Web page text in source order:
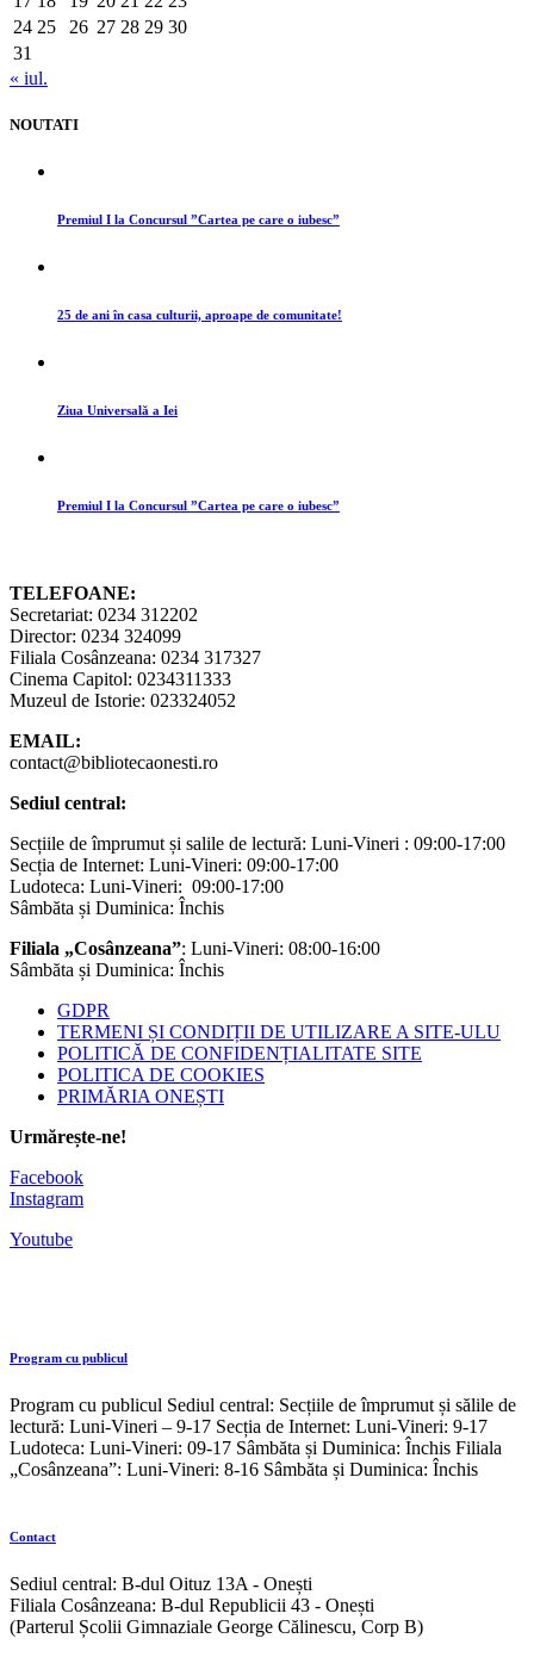
24 25 26 27 28 29 30
31
« iul.
NOUTATI
Premiul I la Concursul ”Cartea pe care o iubesc”
25 de ani în casa culturii, aproape de comunitate!
Ziua Universală a Iei
Premiul I la Concursul ”Cartea pe care o iubesc”
TELEFOANE:
Secretariat: 0234 312202
Director: 0234 324099
Filiala Cosânzeana: 0234 317327
Cinema Capitol: 0234311333
Muzeul de Istorie: 023324052
EMAIL:
contact@bibliotecaonesti.ro
Sediul central:
Secțiile de împrumut și salile de lectură: Luni-Vineri : 09:00-17:00
Secția de Internet: Luni-Vineri: 09:00-17:00
Ludoteca: Luni-Vineri: 09:00-17:00
Sâmbăta și Duminica: Închis
Filiala „Cosânzeana”: Luni-Vineri: 08:00-16:00
Sâmbăta și Duminica: Închis
GDPR
TERMENI ȘI CONDIȚII DE UTILIZARE A SITE-ULU
POLITICĂ DE CONFIDENȚIALITATE SITE
POLITICA DE COOKIES
PRIMĂRIA ONEȘTI
Urmărește-ne!
Facebook
Instagram
Youtube
Program cu publicul
Program cu publicul Sediul central: Secțiile de împrumut și sălile de
lectură: Luni-Vineri – 9-17 Secția de Internet: Luni-Vineri: 9-17
Ludoteca: Luni-Vineri: 09-17 Sâmbăta și Duminica: Închis Filiala
„Cosânzeana”: Luni-Vineri: 8-16 Sâmbăta și Duminica: Închis
Contact
Sediul central: B-dul Oituz 13A - Onești
Filiala Cosânzeana: B-dul Republicii 43 - Onești
(Parterul Școlii Gimnaziale George Călinescu, Corp B)